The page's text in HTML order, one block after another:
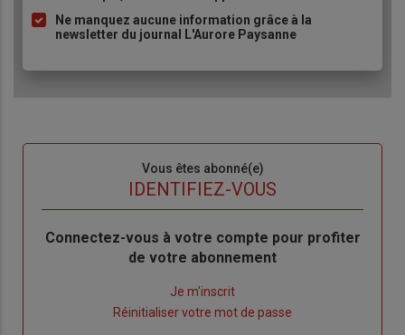
Ne manquez aucune information grâce à la
newsletter du journal L'Aurore Paysanne
Vous êtes abonné(e)
IDENTIFIEZ-VOUS
Body
Connectez-vous à votre compte pour profiter
de votre abonnement
Je m'inscrit
Réinitialiser votre mot de passe